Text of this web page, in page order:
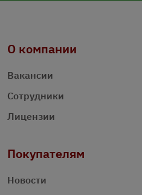
О компании
Вакансии
Сотрудники
Лицензии
Покупателям
Новости